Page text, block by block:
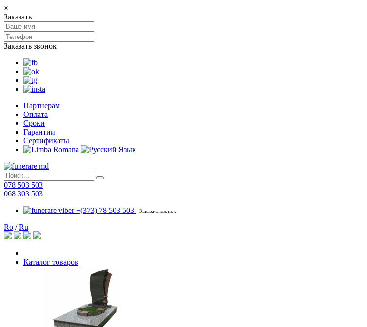
×
Заказать
Заказать звонок
Партнерам
Оплата
Сроки
Гарантии
Сертификаты
078 503 503
068 303 503
+(373) 78 503 503
Заказать звонок
Ro /Ru
Каталог товаров